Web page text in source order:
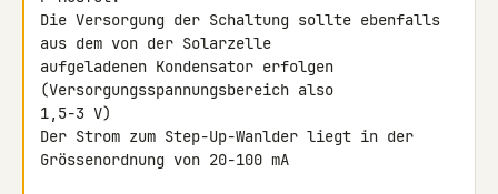
Die Versorgung der Schaltung sollte ebenfalls
aus dem von der Solarzelle
aufgeladenen Kondensator erfolgen
(Versorgungsspannungsbereich also
1,5-3 V)
Der Strom zum Step-Up-Wanlder liegt in der
Grössenordnung von 20-100 mA